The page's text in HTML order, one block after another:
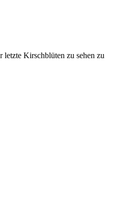
Kirschblüten zu sehen zu